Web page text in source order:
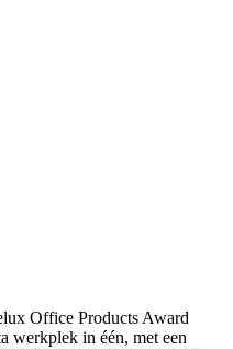
Office Products Award
werkplek in één, met een